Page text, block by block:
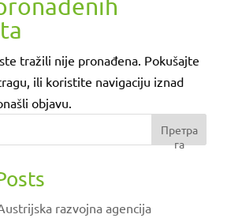
tražili nije pronađena. Pokušajte
ili koristite navigaciju iznad
objavu.
Претра
га
razvojna agencija